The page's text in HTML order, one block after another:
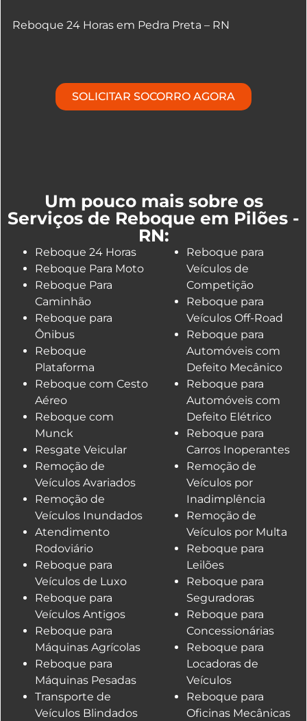
Reboque 24 Horas em Pedra Preta – RN
SOLICITAR SOCORRO AGORA
Um pouco mais sobre os
Serviços de Reboque em Pilões -
RN:
Reboque 24 Horas
Reboque Para Moto
Reboque Para
Caminhão
Reboque para
Ônibus
Reboque
Plataforma
Reboque com Cesto
Aéreo
Reboque com
Munck
Resgate Veicular
Remoção de
Veículos Avariados
Remoção de
Veículos Inundados
Atendimento
Rodoviário
Reboque para
Veículos de Luxo
Reboque para
Veículos Antigos
Reboque para
Máquinas Agrícolas
Reboque para
Máquinas Pesadas
Transporte de
Veículos Blindados
Reboque para
Veículos de
Competição
Reboque para
Veículos Off-Road
Reboque para
Automóveis com
Defeito Mecânico
Reboque para
Automóveis com
Defeito Elétrico
Reboque para
Carros Inoperantes
Remoção de
Veículos por
Inadimplência
Remoção de
Veículos por Multa
Reboque para
Leilões
Reboque para
Seguradoras
Reboque para
Concessionárias
Reboque para
Locadoras de
Veículos
Reboque para
Oficinas Mecânicas